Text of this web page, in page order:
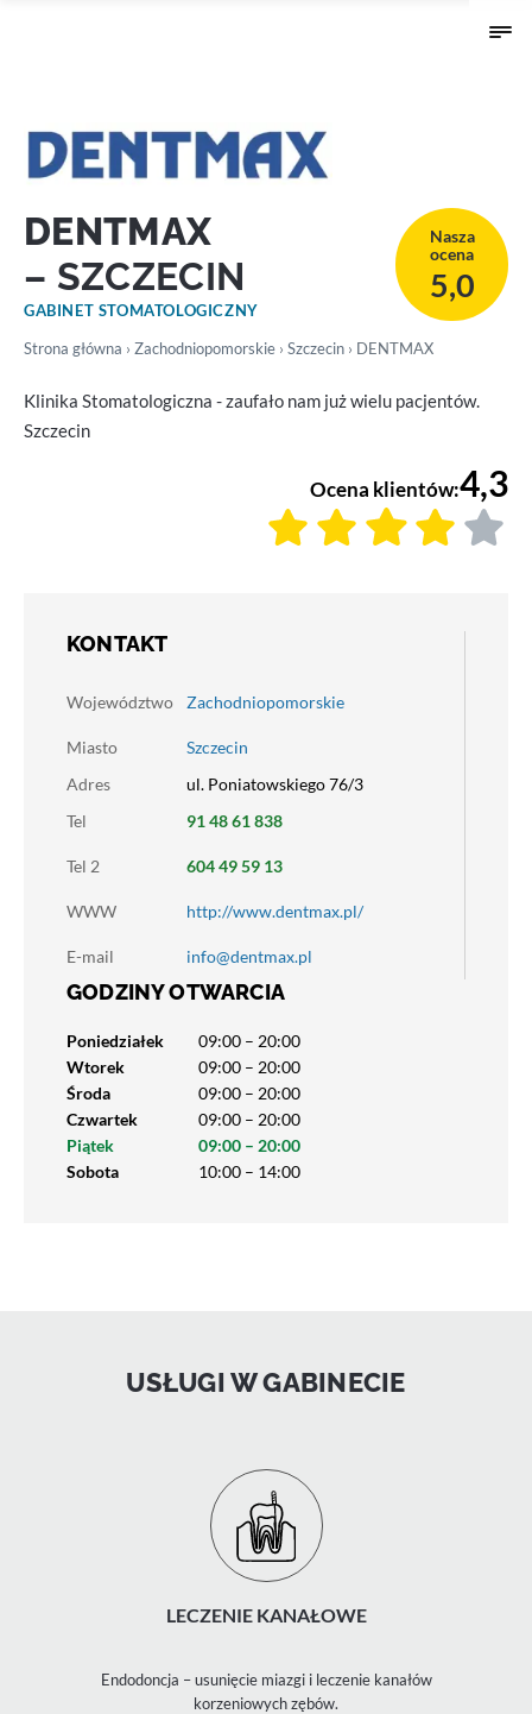
DENTMAX
– SZCZECIN
GABINET STOMATOLOGICZNY
Nasza
ocena
5,0
Strona główna › Zachodniopomorskie › Szczecin › DENTMAX
Klinika Stomatologiczna - zaufało nam już wielu pacjentów.
Szczecin
Ocena klientów:4,3
KONTAKT
Województwo Zachodniopomorskie
Miasto
Szczecin
Adres
ul. Poniatowskiego 76/3
Tel
91 48 61 838
Tel 2 604 49 59 13
WWW http://www.dentmax.pl/
E-mail info@dentmax.pl
GODZINY OTWARCIA
Poniedziałek
09:00 – 20:00
Wtorek
09:00 – 20:00
Środa
09:00 – 20:00
Czwartek
09:00 – 20:00
Piątek
09:00 – 20:00
Sobota
10:00 – 14:00
USŁUGI W GABINECIE
LECZENIE KANAŁOWE
Endodoncja – usunięcie miazgi i leczenie kanałów
korzeniowych zębów.